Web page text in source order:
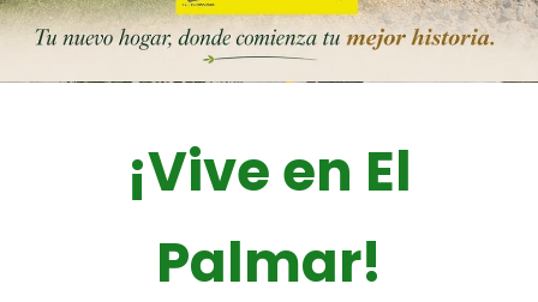
¡Vive en El
Palmar!